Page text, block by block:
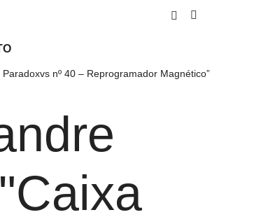
nº 40 – Reprogramador Magnético”